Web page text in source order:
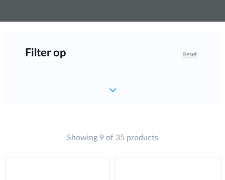
Filter op Reset
Showing 9 of 35 products